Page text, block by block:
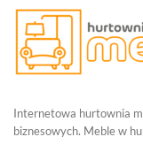
Internetowa hurtownia
biznesowych. Meble w